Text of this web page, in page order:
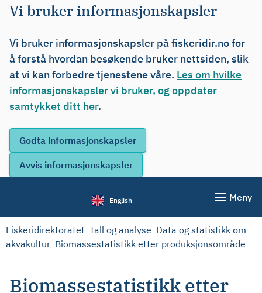
Vi bruker informasjonskapsler
Vi bruker informasjonskapsler på fiskeridir.no for
å forstå hvordan besøkende bruker nettsiden, slik
at vi kan forbedre tjenestene våre. Les om hvilke
informasjonskapsler vi bruker, og oppdater
samtykket ditt her.
English Meny
Fiskeridirektoratet Tall og analyse Data og statistikk om
akvakultur Biomassestatistikk etter produksjonsområde
Biomassestatistikk etter